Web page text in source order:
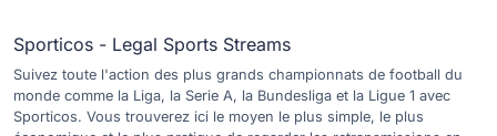
Sporticos - Legal Sports Streams
Suivez toute l'action des plus grands championnats de football du
monde comme la Liga, la Serie A, la Bundesliga et la Ligue 1 avec
Sporticos. Vous trouverez ici le moyen le plus simple, le plus